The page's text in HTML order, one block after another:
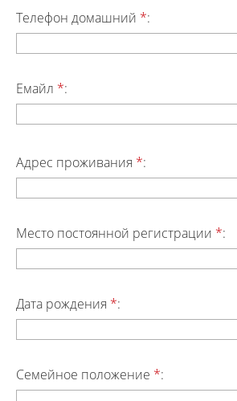
Телефон домашний *:
Емайл *:
Адрес проживания *:
Место постоянной регистрации *:
Дата рождения *:
Семейное положение *: